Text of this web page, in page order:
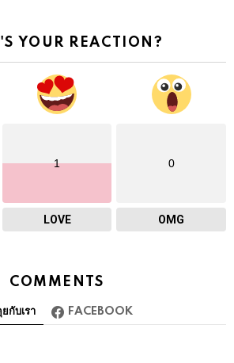
YOUR REACTION?
1
LOVE
0
OMG
COMMENTS
กับเรา FACEBOOK